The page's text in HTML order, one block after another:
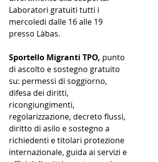
Laboratori gratuiti tutti i
mercoledi dalle 16 alle 19
presso Làbas.
Sportello Migranti TPO, punto
di ascolto e sostegno gratuito
su: permessi di soggiorno,
difesa dei diritti,
ricongiungimenti,
regolarizzazione, decreto flussi,
diritto di asilo e sostegno a
richiedenti e titolari protezione
internazionale, guida ai servizi e